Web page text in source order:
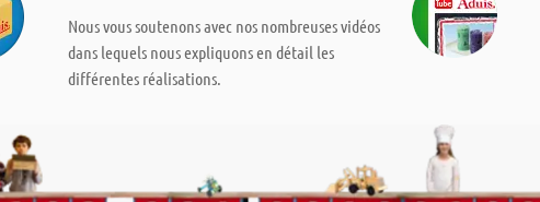
Nous vous soutenons avec nos nombreuses vidéos
dans lequels nous expliquons en détail les
différentes réalisations.